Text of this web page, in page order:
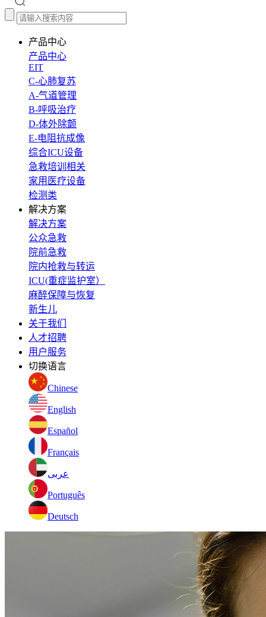
产品中心
产品中心
EIT
C-心肺复苏
A-气道管理
B-呼吸治疗
D-体外除颤
E-电阻抗成像
综合ICU设备
急救培训相关
家用医疗设备
检测类
解决方案
解决方案
公众急救
院前急救
院内抢救与转运
ICU(重症监护室）
麻醉保障与恢复
新生儿
关于我们
人才招聘
用户服务
切换语言
Chinese
English
Español
Français
عربى
Português
Deutsch